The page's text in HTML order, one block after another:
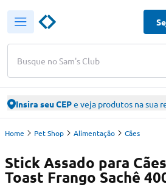
Busque no Sam's Club
Insira seu CEPe veja produtos na sua
Home Pet Shop Alimentação Cães
Stick Assado para
Toast Frango Sachê